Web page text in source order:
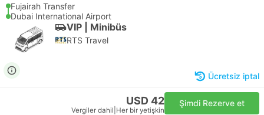
Fujairah Transfer
Dubai International Airport
VIP | Minibüs
RTS Travel
Ücretsiz iptal
USD 42
Vergiler dahil Her bir yetişkin
Şimdi Rezerve et